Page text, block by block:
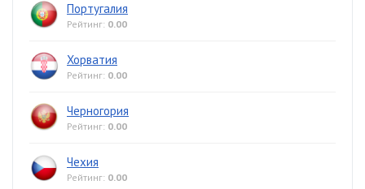
Португалия
Рейтинг: 0.00
Хорватия
Рейтинг: 0.00
Черногория
Рейтинг: 0.00
Чехия
Рейтинг: 0.00